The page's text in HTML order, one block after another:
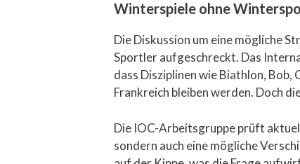
Winterspiele ohne
Die Diskussion um eine mögliche
Sportler aufgeschreckt. Das
dass Disziplinen wie Biathlon, Bob,
Frankreich bleiben werden. Doch
Die IOC-Arbeitsgruppe prüft
sondern auch eine mögliche